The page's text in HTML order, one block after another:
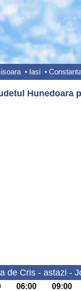
• Iasi •
Hunedoara
de Cris - astazi -
06:00 09:00